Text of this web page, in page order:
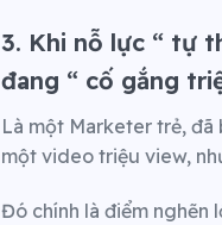
3. Khi nỗ lực “ tự
đang “ cố gắng
Là một Marketer trẻ, đã
một video triệu view,
Đó chính là điểm nghẽn